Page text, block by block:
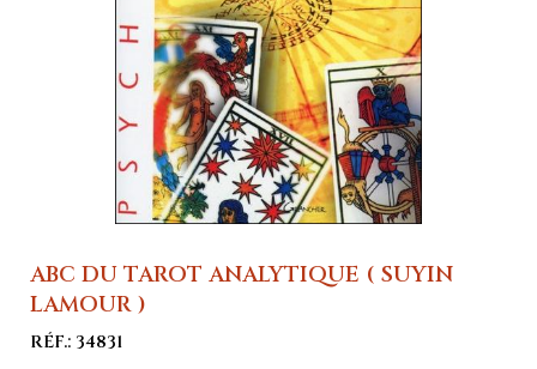
ABC DU TAROT ANALYTIQUE ( SUYIN
LAMOUR )
RÉF.: 34831